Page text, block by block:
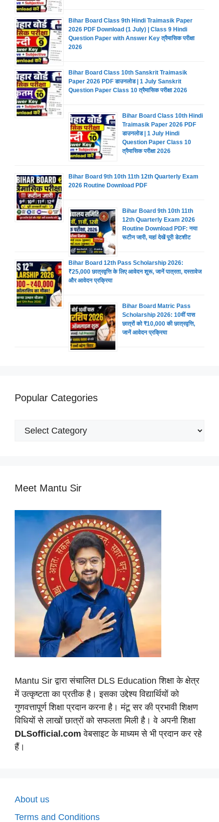
Bihar Board Class 9th Hindi Traimasik Paper
2026 PDF Download (1 July) | Class 9 Hindi
Question Paper with Answer Key त्रैमासिक परीक्षा
2026
Bihar Board Class 10th Sanskrit Traimasik
Paper 2026 PDF डाउनलोड | 1 July Sanskrit
Question Paper Class 10 त्रैमासिक परीक्षा 2026
Bihar Board Class 10th Hindi
Traimasik Paper 2026 PDF
डाउनलोड | 1 July Hindi
Question Paper Class 10
त्रैमासिक परीक्षा 2026
Bihar Board 9th 10th 11th 12th Quarterly Exam
2026 Routine Download PDF
Bihar Board 9th 10th 11th
12th Quarterly Exam 2026
Routine Download PDF: नया
रूटीन जारी, यहां देखें पूरी डेटशीट
Bihar Board 12th Pass Scholarship 2026:
₹25,000 छात्रवृत्ति के लिए आवेदन शुरू, जानें पात्रता, दस्तावेज
और आवेदन प्रक्रिया
Bihar Board Matric Pass
Scholarship 2026: 10वीं पास
छात्रों को ₹10,000 की छात्रवृत्ति,
जानें आवेदन प्रक्रिया
Popular Categories
Popular
Meet Mantu Sir
Mantu Sir द्वारा संचालित DLS Education शिक्षा के क्षेत्र
में उत्कृष्टता का प्रतीक है। इसका उद्देश्य विद्यार्थियों को
गुणवत्तापूर्ण शिक्षा प्रदान करना है। मंटू सर की प्रभावी शिक्षण
विधियों से लाखों छात्रों को सफलता मिली है। वे अपनी शिक्षा
DLSofficial.com वेबसाइट के माध्यम से भी प्रदान कर रहे
हैं।
About us
Terms and Conditions